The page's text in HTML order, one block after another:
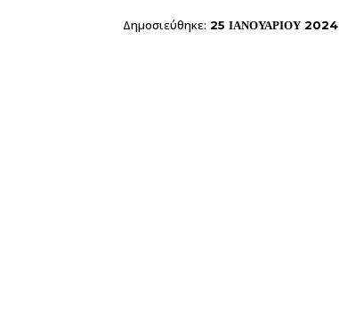
Δημοσιεύθηκε: 25 ΙΑΝΟΥΑΡΙΟΥ 2024